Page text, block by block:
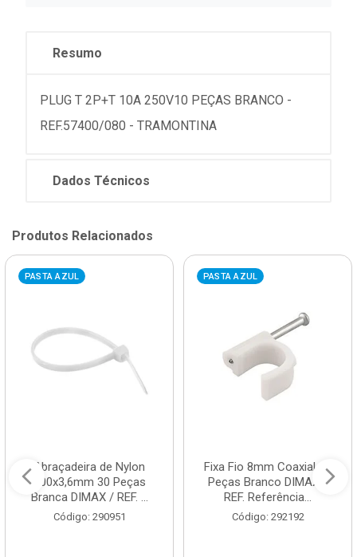
Resumo
PLUG T 2P+T 10A 250V10 PEÇAS BRANCO -
REF.57400/080 - TRAMONTINA
Dados Técnicos
Produtos Relacionados
PASTA AZUL
Abraçadeira de Nylon
200x3,6mm 30 Peças
Branca DIMAX / REF. ...
Código: 290951
PASTA AZUL
Fixa Fio 8mm Coaxial 20
Peças Branco DIMAX /
REF. Referência...
Código: 292192